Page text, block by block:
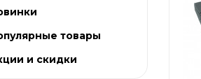
товары
и скидки